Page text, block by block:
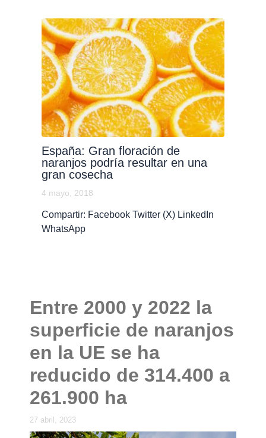
España: Gran floración de
naranjos podría resultar en una
gran cosecha
4 mayo, 2018
Compartir: Facebook Twitter (X) LinkedIn
WhatsApp
Entre 2000 y 2022 la
superficie de naranjos
en la UE se ha
reducido de 314.400 a
261.900 ha
27 abril, 2023